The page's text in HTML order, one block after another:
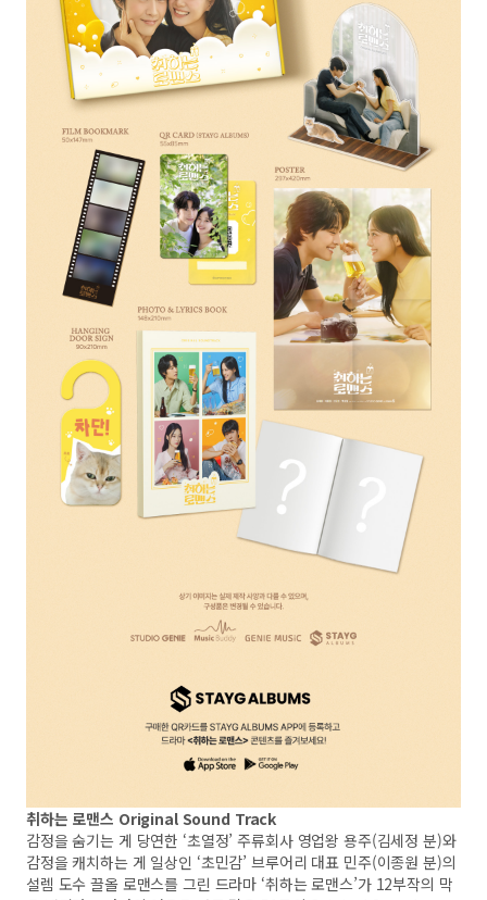
취하는 로맨스 Original Sound Track
감정을 숨기는 게 당연한 ‘초열정’ 주류회사 영업왕 용주(김세정 분)와
감정을 캐치하는 게 일상인 ‘초민감’ 브루어리 대표 민주(이종원 분)의
설렘 도수 끌올 로맨스를 그린 드라마 ‘취하는 로맨스’가 12부작의 막